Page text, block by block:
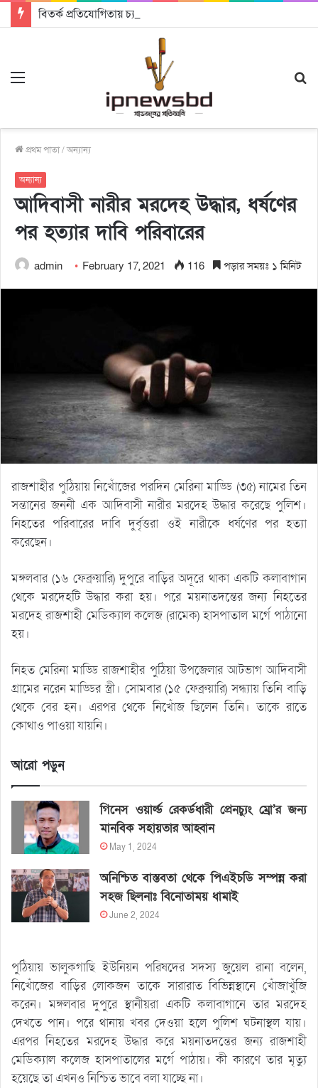
প্রথম পাতা/অন্যান্য
অন্যান্য
আদিবাসী নারীর মরদেহ উদ্ধার, ধর্ষণের
পর হত্যার দাবি পরিবারের
admin February 17, 2021 116 পড়ার সময়ঃ ১ মিনিট
রাজশাহীর পুঠিয়ায় নিখোঁজের পরদিন মেরিনা মাড্ডি (৩৫) নামের তিন
সন্তানের জননী এক আদিবাসী নারীর মরদেহ উদ্ধার করেছে পুলিশ।
নিহতের পরিবারের দাবি দুর্বৃত্তরা ওই নারীকে ধর্ষণের পর হত্যা
করেছেন।
মঙ্গলবার (১৬ ফেব্রুয়ারি) দুপুরে বাড়ির অদূরে থাকা একটি কলাবাগান
থেকে মরদেহটি উদ্ধার করা হয়। পরে ময়নাতদন্তের জন্য নিহতের
মরদেহ রাজশাহী মেডিক্যাল কলেজ (রামেক) হাসপাতাল মর্গে পাঠানো
হয়।
নিহত মেরিনা মাড্ডি রাজশাহীর পুঠিয়া উপজেলার আটভাগ আদিবাসী
গ্রামের নরেন মাড্ডির স্ত্রী। সোমবার (১৫ ফেব্রুয়ারি) সন্ধ্যায় তিনি বাড়ি
থেকে বের হন। এরপর থেকে নিখোঁজ ছিলেন তিনি। তাকে রাতে
কোথাও পাওয়া যায়নি।
আরো পড়ুন
গিনেস ওয়ার্ল্ড রেকর্ডধারী প্রেনচ্যুং ম্রো’র জন্য
মানবিক সহায়তার আহ্বান
May 1, 2024
অনিশ্চিত বাস্তবতা থেকে পিএইচডি সম্পন্ন করা
সহজ ছিলনাঃ বিনোতাময় ধামাই
June 2, 2024
পুঠিয়ায় ভালুকগাছি ইউনিয়ন পরিষদের সদস্য জুয়েল রানা বলেন,
নিখোঁজের বাড়ির লোকজন তাকে সারারাত বিভিন্নস্থানে খোঁজাখুঁজি
করেন। মঙ্গলবার দুপুরে স্থানীয়রা একটি কলাবাগানে তার মরদেহ
দেখতে পান। পরে থানায় খবর দেওয়া হলে পুলিশ ঘটনাস্থল যায়।
এরপর নিহতের মরদেহ উদ্ধার করে ময়নাতদন্তের জন্য রাজশাহী
মেডিক্যাল কলেজ হাসপাতালের মর্গে পাঠায়। কী কারণে তার মৃত্যু
হয়েছে তা এখনও নিশ্চিত ভাবে বলা যাচ্ছে না।